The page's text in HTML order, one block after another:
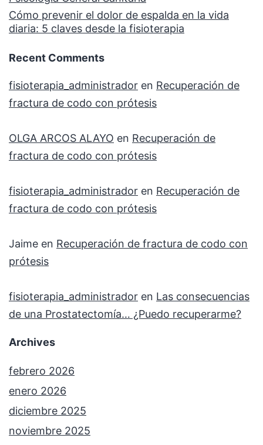
Cómo prevenir el dolor de espalda en la vida
diaria: 5 claves desde la fisioterapia
Recent Comments
fisioterapia_administrador en Recuperación de
fractura de codo con prótesis
OLGA ARCOS ALAYO en Recuperación de
fractura de codo con prótesis
fisioterapia_administrador en Recuperación de
fractura de codo con prótesis
Jaime en Recuperación de fractura de codo con
prótesis
fisioterapia_administrador en Las consecuencias
de una Prostatectomía… ¿Puedo recuperarme?
Archives
febrero 2026
enero 2026
diciembre 2025
noviembre 2025